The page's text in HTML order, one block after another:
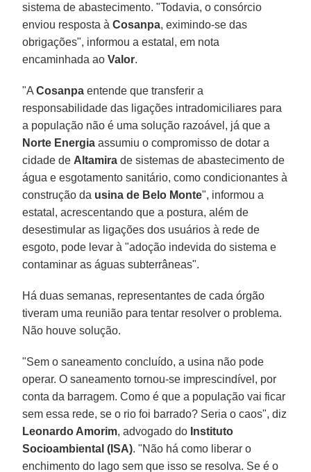
sistema de abastecimento. "Todavia, o consórcio
enviou resposta àCosanpa, eximindo-se das
obrigações", informou a estatal, em nota
encaminhada aoValor.
"ACosanpa entende que transferir a
responsabilidade das ligações intradomiciliares para
a população não é uma solução razoável, já que a
Norte Energia assumiu o compromisso de dotar a
cidade de Altamira de sistemas de abastecimento de
água e esgotamento sanitário, como condicionantes à
construção da usina de Belo Monte", informou a
estatal, acrescentando que a postura, além de
desestimular as ligações dos usuários à rede de
esgoto, pode levar à "adoção indevida do sistema e
contaminar as águas subterrâneas".
Há duas semanas, representantes de cada órgão
tiveram uma reunião para tentar resolver o problema.
Não houve solução.
"Sem o saneamento concluído, a usina não pode
operar. O saneamento tornou-se imprescindível, por
conta da barragem. Como é que a população vai ficar
sem essa rede, se o rio foi barrado? Seria o caos", diz
Leonardo Amorim, advogado do Instituto
Socioambiental (ISA). "Não há como liberar o
enchimento do lago sem que isso se resolva. Se é o